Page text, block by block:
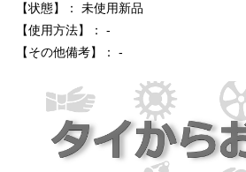
【状態】： 未使用新品
【使用方法】： -
【その他備考】： -